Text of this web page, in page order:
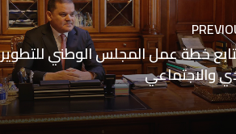
خطة عمل المجلس الوطني للتطوير
والاجتماعي